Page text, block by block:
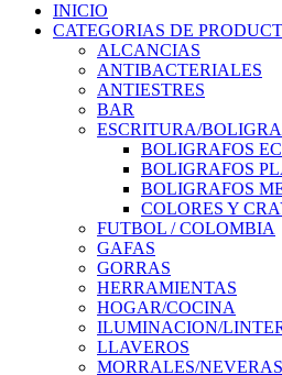
INICIO
CATEGORIAS DE
ALCANCIAS
ANTIBACTERIALES
ANTIESTRES
BAR
ESCRITURA/
BOLIGRAFOS
BOLIGRAFOS
BOLIGRAFOS
COLORES Y
FUTBOL / COLOMBIA
GAFAS
GORRAS
HERRAMIENTAS
HOGAR/COCINA
ILUMINACION/
LLAVEROS
MORRALES/